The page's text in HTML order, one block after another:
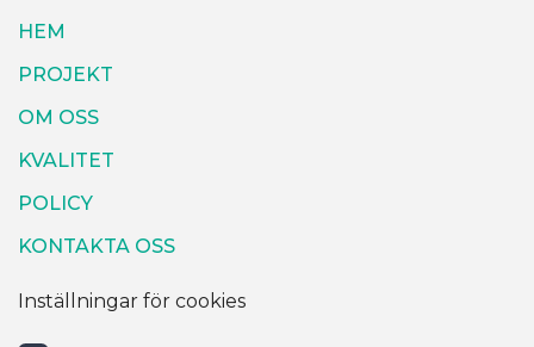
HEM
PROJEKT
OM OSS
KVALITET
POLICY
KONTAKTA OSS
Inställningar för cookies